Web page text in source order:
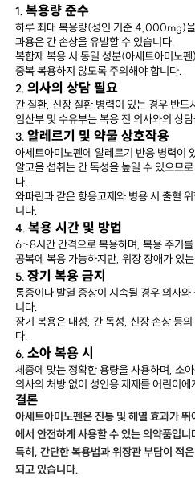
1.복용량 준수
하루 최대 복용량(성인 기준 4,000mg)
과용은 간 손상을 유발할 수 있습니다.
복합제 복용 시 동일 성분(아세트아미노
중복 복용하지 않도록 주의해야 합니다.
2.의사의 상담 필요
간 질환, 신장 질환 병력이 있는 경우 반
임산부 및 수유부는 복용 전 의사와의 상
3.알레르기 및 약물 상호작용
아세트아미노펜에 알레르기 반응 병력이
알코올 섭취는 간 독성을 높일 수 있으므
다.
와파린과 같은 항응고제와 병용 시 출혈
니다.
4.복용 시간 및 방법
6~8시간 간격으로 복용하며, 복용 주기
공복에 복용 가능하지만, 위장 장애가 있
5.장기 복용 금지
통증이나 발열 증상이 지속될 경우 의사
니다.
장기 복용은 내성, 간 독성, 신장 손상 등
다.
6.소아 복용 시
체중에 맞는 정확한 용량을 사용하며, 소
의사의 처방 없이 성인용 제제를 어린이
결론
아세트아미노펜은 진통 및 해열 효과가
에서 안전하게 사용할 수 있는 의약품입니
특히, 간단한 복용법과 위장관 부담이 적
되고 있습니다.